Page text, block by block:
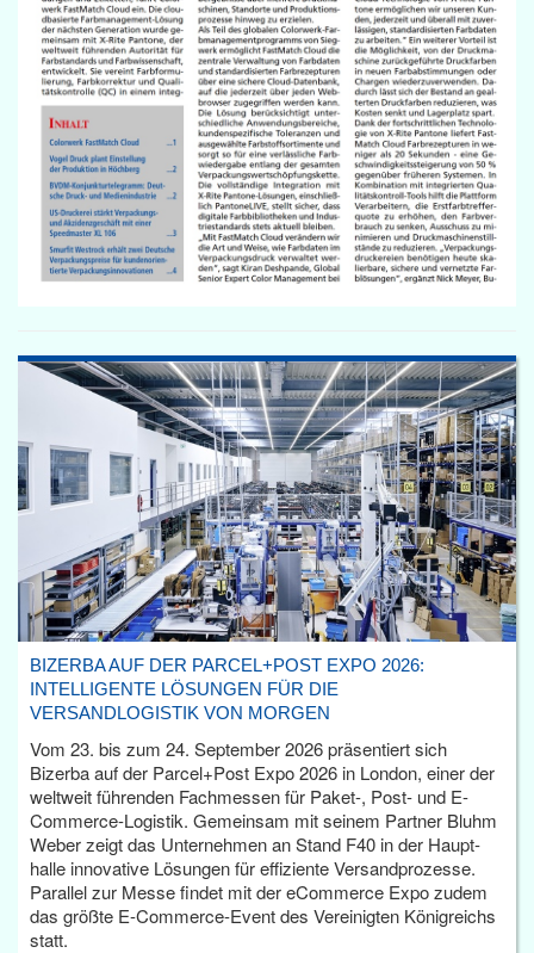
BIZERBA AUF DER PARCEL+POST EXPO 2026:
INTELLIGENTE LÖSUNGEN FÜR DIE
VERSANDLOGISTIK VON MORGEN
Vom 23. bis zum 24. September 2026 präsentiert sich
Bizerba auf der Parcel+Post Expo 2026 in London, einer der
weltweit führenden Fachmessen für Paket-, Post- und E-
Commerce-Logistik. Gemeinsam mit seinem Partner Bluhm
Weber zeigt das Unternehmen an Stand F40 in der Haupt­
halle innovative Lösungen für effiziente Versandprozesse.
Parallel zur Messe findet mit der eCommerce Expo zudem
das größte E-Commerce-Event des Vereinigten Königreichs
statt.